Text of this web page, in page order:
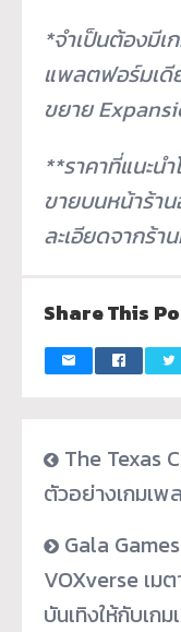
*จำเป็นต้องมีเ
แพลตฟอร์มเดี
ขยาย
**ราคาที่แนะนำ
ขายบนหน้าร้า
ละเอียดจากร้า
Share This
The Texas
ตัวอย่างเกมเ
Gala
VOXverse เม
บันเทิงให้กับเก